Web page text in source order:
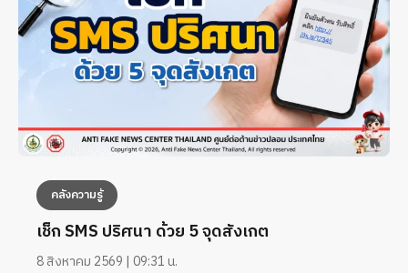
คลังความรู้
เช็ก SMS ปริศนา ด้วย 5 จุดสังเกต
8 สิงหาคม 2569 | 09:31 น.